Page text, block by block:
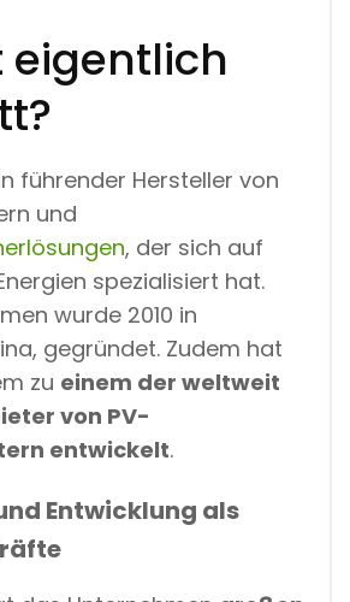
eigentlich
führender Hersteller von
und
, der sich auf
spezialisiert hat.
wurde 2010 in
gegründet. Zudem hat
zu einem der weltweit
von PV-
entwickelt.
Entwicklung als